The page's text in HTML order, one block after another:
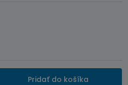
Pridať do košíka